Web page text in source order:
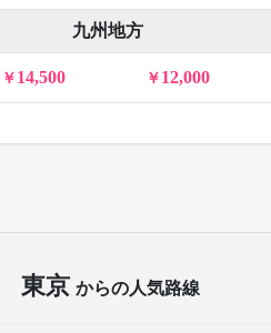
九州地方
14,500 12,000
東京 からの人気路線